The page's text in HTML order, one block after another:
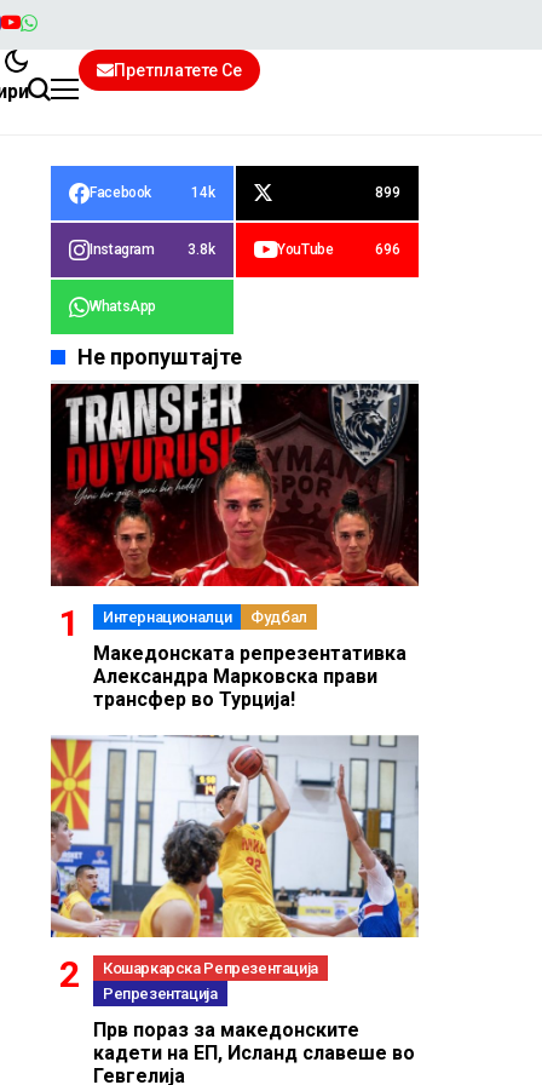
Претплатете Се
Facebook 14k 899
Instagram 3.8k YouTube 696
WhatsApp
Не пропуштајте
Интернационалци Фудбал
Македонската репрезентативка
Александра Марковска прави
трансфер во Турција!
Кошаркарска Репрезентација
Репрезентација
Прв пораз за македонските
кадети на ЕП, Исланд славеше во
Гевгелија